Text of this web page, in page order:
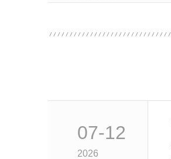
07-12
2026